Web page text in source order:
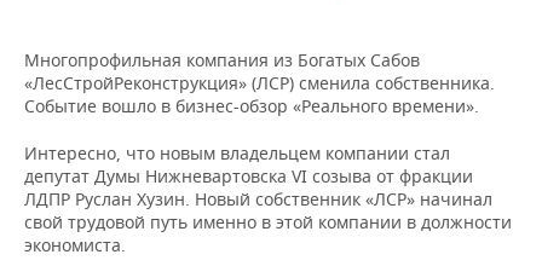
ОТКРЫТАЯ ЛЕКЦИЯ
БАСКЕТБОЛ
ВОЛЕЙБОЛ
КИБЕРСПОРТ
ФИГУРНОЕ КАТАНИЕ
ИНФРАСТРУКТУРА
ИСТОРИЯ
КУЛЬТУРА
МЕДИЦИНА
СПРАВОЧНИК
СПИСОК ПЕРСОН
СПИСОК КОМПАНИЙ
ПОЛНАЯ ВЕРСИЯ
Многопрофильная компания из Богатых Сабов
«ЛесСтройРеконструкция» (ЛСР) сменила собственника.
Событие вошло в бизнес-обзор «Реального времени».
Интересно, что новым владельцем компании стал
депутат Думы Нижневартовска VI созыва от фракции
ЛДПР Руслан Хузин. Новый собственник «ЛСР» начинал
свой трудовой путь именно в этой компании в должности
экономиста.